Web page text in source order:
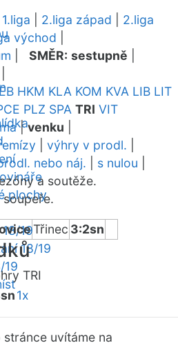
plochy
19
18/19
19
1.liga 2.liga západ
2.liga
východ
SMĚR: sestupně
HKM KLA KOM KVA LIB LIT
PLZ SPA TRI VIT
|venku
výhry v prodl.
nebo náj. s nulou
a soutěže.
Třinec 3:2sn
TRI
1x
uvítáme na